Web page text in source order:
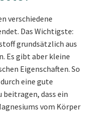
verschiedene
Das Wichtigste:
grundsätzlich aus
Es gibt aber kleine
Eigenschaften. So
eine gute
beitragen, dass ein
vom Körper